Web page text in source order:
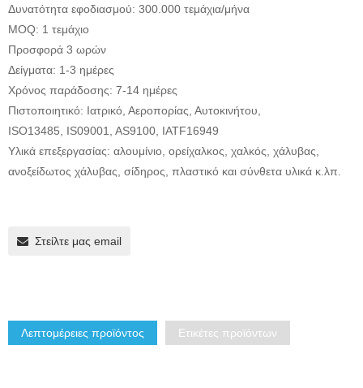
Δυνατότητα εφοδιασμού: 300.000 τεμάχια/μήνα
MOQ: 1 τεμάχιο
Προσφορά 3 ωρών
Δείγματα: 1-3 ημέρες
Χρόνος παράδοσης: 7-14 ημέρες
Πιστοποιητικό: Ιατρικό, Αεροπορίας, Αυτοκινήτου,
ISO13485, IS09001, AS9100, IATF16949
Υλικά επεξεργασίας: αλουμίνιο, ορείχαλκος, χαλκός, χάλυβας,
ανοξείδωτος χάλυβας, σίδηρος, πλαστικό και σύνθετα υλικά κ.λπ.
Στείλτε μας email
Λεπτομέρειες προϊόντος Ετικέτες προϊόντων